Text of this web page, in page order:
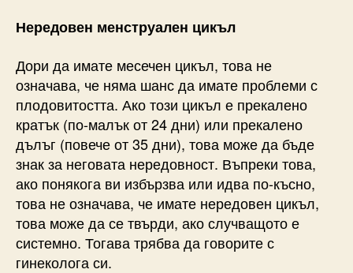
Нередовен менструален цикъл
Дори да имате месечен цикъл, това не
означава, че няма шанс да имате проблеми с
плодовитостта. Ако този цикъл е прекалено
кратък (по-малък от 24 дни) или прекалено
дълъг (повече от 35 дни), това може да бъде
знак за неговата нередовност. Въпреки това,
ако понякога ви избързва или идва по-късно,
това не означава, че имате нередовен цикъл,
това може да се твърди, ако случващото е
системно. Тогава трябва да говорите с
гинеколога си.